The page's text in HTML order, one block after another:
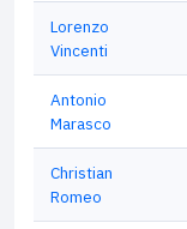
Lorenzo
Vincenti
Antonio
Marasco
Christian
Romeo